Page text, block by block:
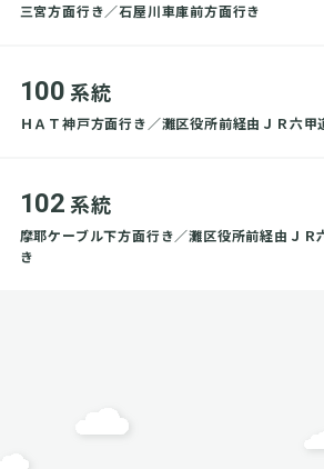
三宮方面行き／石屋川車庫前方面行き
100 系統
ＨＡＴ神戸方面行き／灘区役所前経由ＪＲ六甲
102 系統
摩耶ケーブル下方面行き／灘区役所前経由ＪＲ
き